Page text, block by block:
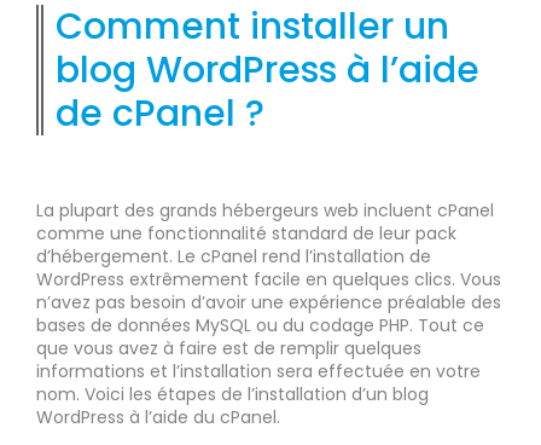
Comment installer un
blog WordPress à l’aide
de cPanel ?
La plupart des grands hébergeurs web incluent cPanel
comme une fonctionnalité standard de leur pack
d’hébergement. Le cPanel rend l’installation de
WordPress extrêmement facile en quelques clics. Vous
n’avez pas besoin d’avoir une expérience préalable des
bases de données MySQL ou du codage PHP. Tout ce
que vous avez à faire est de remplir quelques
informations et l’installation sera effectuée en votre
nom. Voici les étapes de l’installation d’un blog
WordPress à l’aide du cPanel.